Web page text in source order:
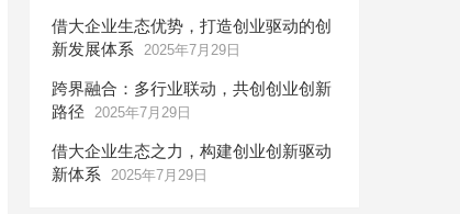
借大企业生态优势，打造创业驱动的创
新发展体系
2025年7月29日
跨界融合：多行业联动，共创创业创新
路径
2025年7月29日
借大企业生态之力，构建创业创新驱动
新体系
2025年7月29日